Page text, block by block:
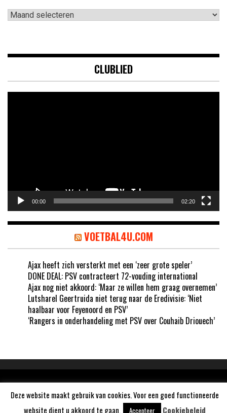
Archieven
CLUBLIED
00:00 02:20
VOETBAL4U.COM
Ajax heeft zich versterkt met een ‘zeer grote speler’
DONE DEAL: PSV contracteert 72-vouding international
Ajax nog niet akkoord: ‘Maar ze willen hem graag overnemen’
Lutsharel Geertruida niet terug naar de Eredivisie: ‘Niet
haalbaar voor Feyenoord en PSV’
‘Rangers in onderhandeling met PSV over Couhaib Driouech’
Aangedreven doorWordPress
Deze website maakt gebruik van cookies. Voor een goed functioneerde
website dient u akkoord te gaan.
Accepteer Cookiebeleid